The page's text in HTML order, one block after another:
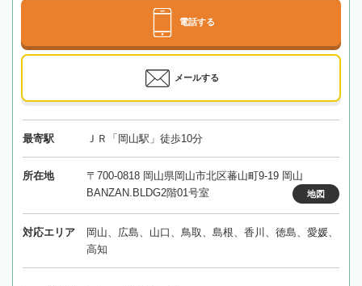
電話する
メールする
最寄駅 ＪＲ「岡山駅」徒歩10分
所在地
〒700-0818 岡山県岡山市北区蕃山町9-19 岡山
BANZAN.BLDG2階01号室
地図
対応エリア
岡山、広島、山口、鳥取、島根、香川、徳島、愛媛、
高知